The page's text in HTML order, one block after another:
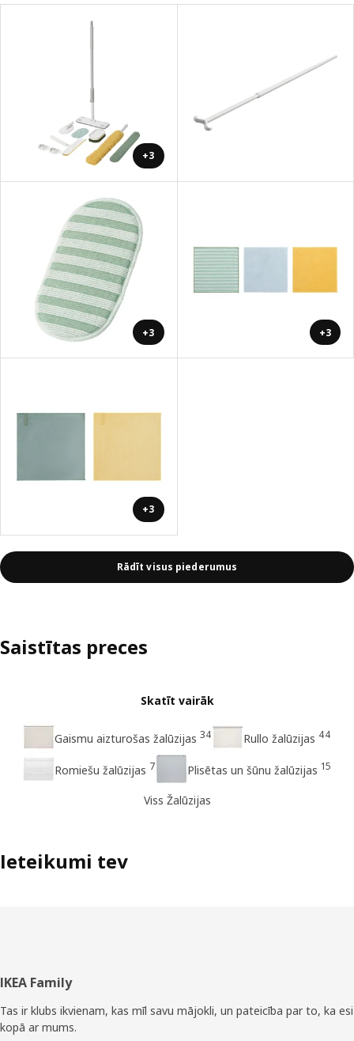
+3
+3 +3
+3
Rādīt visus piederumus
Saistītas preces
Skatīt vairāk
Gaismu aizturošas žalūzijas 34 Rullo žalūzijas 44
Romiešu žalūzijas 7 Plisētas un šūnu žalūzijas 15
Viss Žalūzijas
Ieteikumi tev
Kājene
IKEA Family
Tas ir klubs ikvienam, kas mīl savu mājokli, un pateicība par to, ka esi
kopā ar mums.